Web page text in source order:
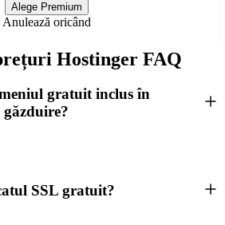
Alege Premium
Anulează oricând
Hostinger FAQ
gratuit inclus în
SSL gratuit?